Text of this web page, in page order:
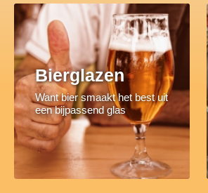
Bierglazen
Want bier smaakt het best uit
een bijpassend glas